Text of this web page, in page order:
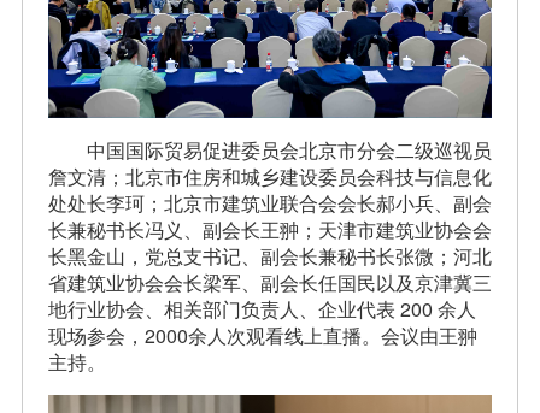
中国国际贸易促进委员会北京市分会二级巡视员
詹文清；北京市住房和城乡建设委员会科技与信息化
处处长李珂；北京市建筑业联合会会长郝小兵、副会
长兼秘书长冯义、副会长王翀；天津市建筑业协会会
长黑金山，党总支书记、副会长兼秘书长张微；河北
省建筑业协会会长梁军、副会长任国民以及京津冀三
地行业协会、相关部门负责人、企业代表 200 余人
现场参会，2000余人次观看线上直播。会议由王翀
主持。